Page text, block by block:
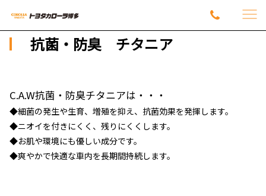
抗菌・防臭 チタニア
C.A.W抗菌・防臭チタニアは・・・
◆細菌の発生や生育、増殖を抑え、抗菌効果を発揮します。
◆ニオイを付きにくく、残りにくくします。
◆お肌や環境にも優しい成分です。
◆爽やかで快適な車内を長期間持続します。